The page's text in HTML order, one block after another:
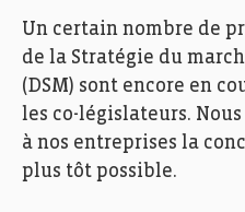
Un certain nombre de
de la Stratégie du
(DSM) sont encore en
les co-législateurs.
à nos entreprises la
plus tôt possible.